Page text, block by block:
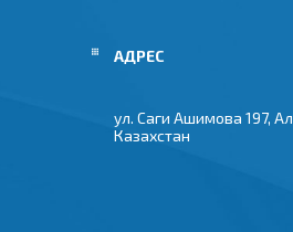
ул. Саги Ашимова 197,
Казахстан